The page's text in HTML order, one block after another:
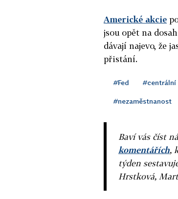
Americké akcie
jsou opět na
dávají najevo, že
přistání.
#Fed #centrální
#nezaměstnanost
Baví vás číst
komentářích,
týden
Hrstková,